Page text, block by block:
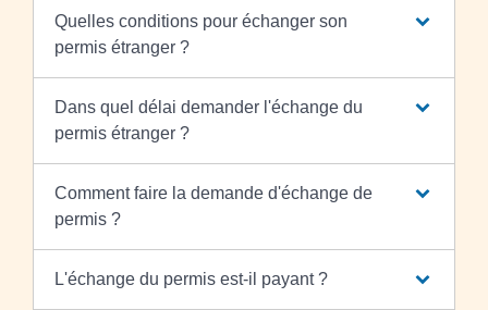
Quelles conditions pour échanger son
permis étranger ?
Dans quel délai demander l'échange du
permis étranger ?
Comment faire la demande d'échange de
permis ?
L'échange du permis est-il payant ?